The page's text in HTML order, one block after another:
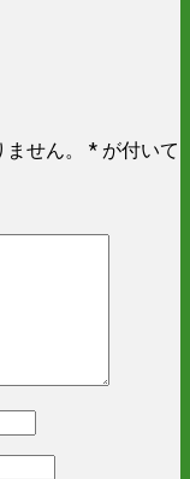
せん。 * が付いて